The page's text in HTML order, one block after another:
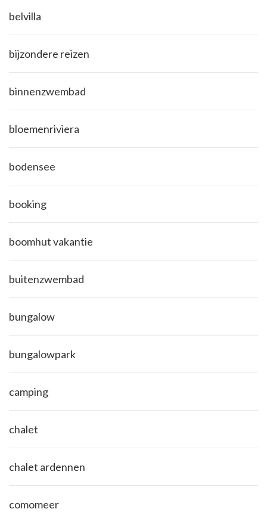
belvilla
bijzondere reizen
binnenzwembad
bloemenriviera
bodensee
booking
boomhut vakantie
buitenzwembad
bungalow
bungalowpark
camping
chalet
chalet ardennen
comomeer